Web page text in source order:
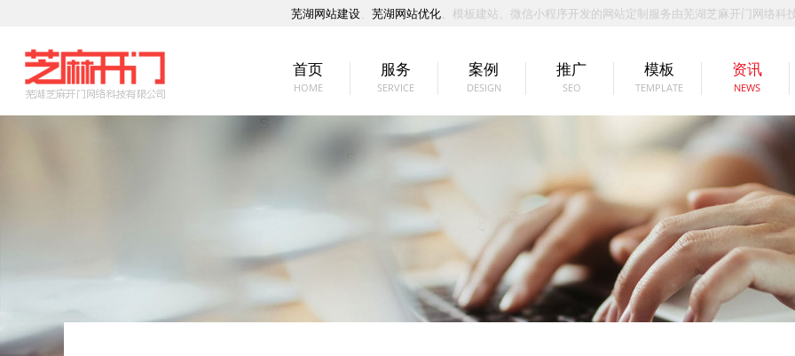
芜湖网站建设、 芜湖网站优化、模板建站、微信小程序开发的网站定制服务由芜湖芝麻开门网络科
首页
HOME
服务
SERVICE
案例
DESIGN
推广
SEO
模板
TEMPLATE
资讯
NEWS